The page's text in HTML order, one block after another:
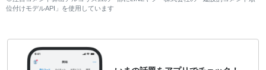
位付けモデルAPI」を使用しています